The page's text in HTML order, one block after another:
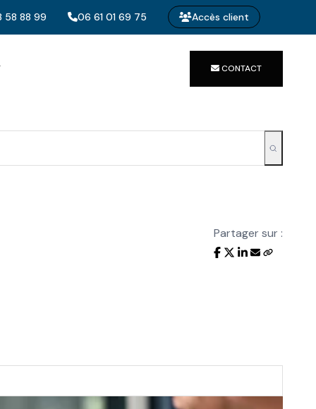
58 88 99 06 61 01 69 75 Accès client
CONTACT
Partager sur :